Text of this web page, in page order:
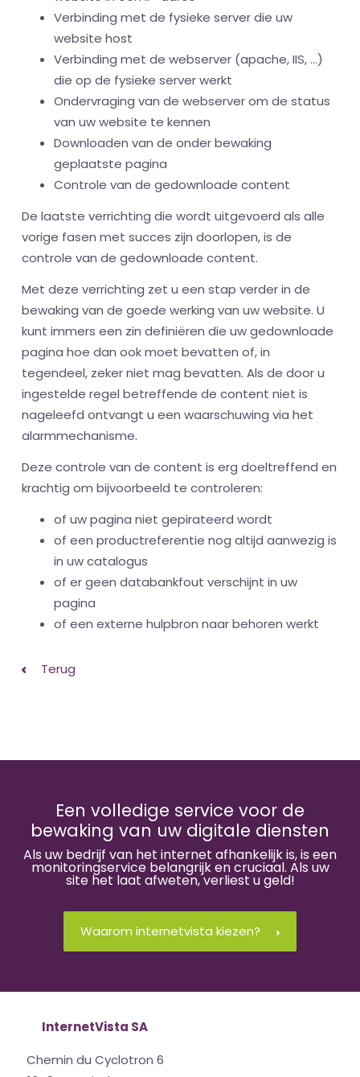
Verbinding met de fysieke server die uw
website host
Verbinding met de webserver (apache, IIS, ...)
die op de fysieke server werkt
Ondervraging van de webserver om de status
van uw website te kennen
Downloaden van de onder bewaking
geplaatste pagina
Controle van de gedownloade content
De laatste verrichting die wordt uitgevoerd als alle
vorige fasen met succes zijn doorlopen, is de
controle van de gedownloade content.
Met deze verrichting zet u een stap verder in de
bewaking van de goede werking van uw website. U
kunt immers een zin definiëren die uw gedownloade
pagina hoe dan ook moet bevatten of, in
tegendeel, zeker niet mag bevatten. Als de door u
ingestelde regel betreffende de content niet is
nageleefd ontvangt u een waarschuwing via het
alarmmechanisme.
Deze controle van de content is erg doeltreffend en
krachtig om bijvoorbeeld te controleren:
of uw pagina niet gepirateerd wordt
of een productreferentie nog altijd aanwezig is
in uw catalogus
of er geen databankfout verschijnt in uw
pagina
of een externe hulpbron naar behoren werkt
Terug
Een volledige service voor de
bewaking van uw digitale diensten
Als uw bedrijf van het internet afhankelijk is, is een
monitoringservice belangrijk en cruciaal. Als uw
site het laat afweten, verliest u geld!
Waarom internetvista kiezen?
InternetVista SA
Chemin du Cyclotron 6